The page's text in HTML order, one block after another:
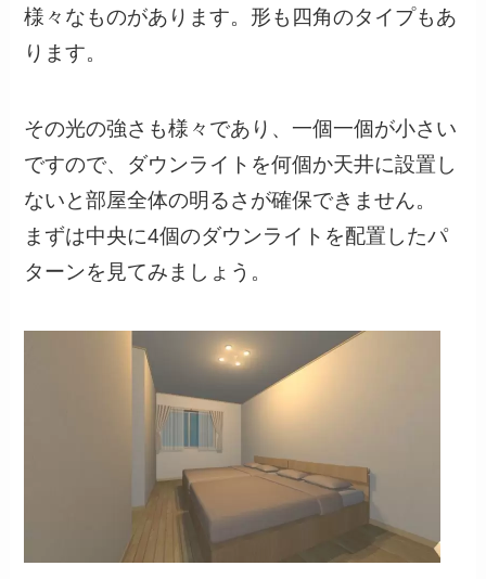
様々なものがあります。形も四角のタイプもあ
ります。
その光の強さも様々であり、一個一個が小さい
ですので、ダウンライトを何個か天井に設置し
ないと部屋全体の明るさが確保できません。
まずは中央に4個のダウンライトを配置したパ
ターンを見てみましょう。